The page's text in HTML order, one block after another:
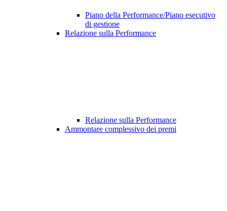
Piano della Performance/Piano esecutivo
di gestione
Relazione sulla Performance
Relazione sulla Performance
Ammontare complessivo dei premi